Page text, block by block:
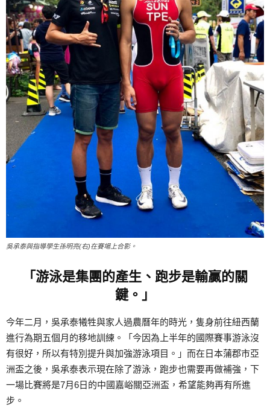
吳承泰與指導學生孫明亮(右)在賽場上合影。
「游泳是集團的產生、跑步是輸贏的關
鍵。」
今年二月，吳承泰犧牲與家人過農曆年的時光，隻身前往紐西蘭
進行為期五個月的移地訓練。「今因為上半年的國際賽事游泳沒
有很好，所以有特別提升與加強游泳項目。」而在日本蒲郡市亞
洲盃之後，吳承泰表示現在除了游泳，跑步也需要再做補強，下
一場比賽將是7月6日的中國嘉峪關亞洲盃，希望能夠再有所進
步。